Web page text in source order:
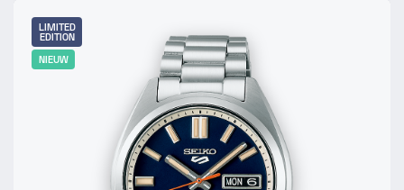
LIMITED
EDITION
NIEUW